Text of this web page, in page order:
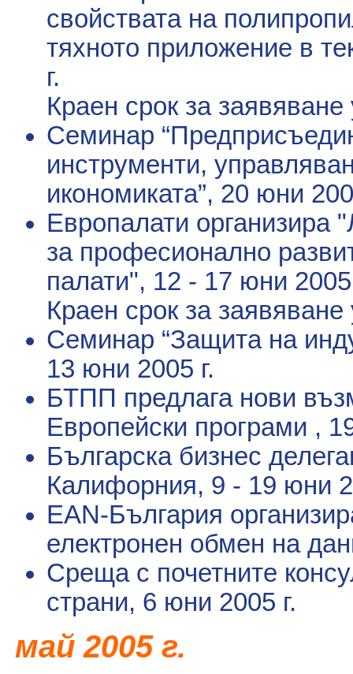
свойствата на
тяхното приложение в
г.
Краен срок за
Семинар
инструменти,
икономиката”, 20 юни
Европалати организира
за професионално
палати", 12 - 17 юни 2005
Краен срок за
Семинар “Защита на
13 юни 2005 г.
БТПП предлага нови
Европейски програми ,
Българска бизнес
Калифорния, 9 - 19 юни
EAN-България
електронен обмен на
Среща с почетните
страни, 6 юни 2005 г.
май 2005 г.